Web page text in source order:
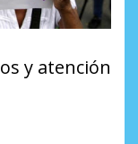
y atención